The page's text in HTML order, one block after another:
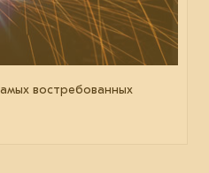
востребованных